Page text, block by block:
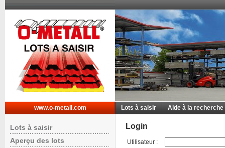
www.o-metall.com Lots à saisir Aide à la recherche
Lots à saisir
Aperçu des lots
Login
Utilisateur :